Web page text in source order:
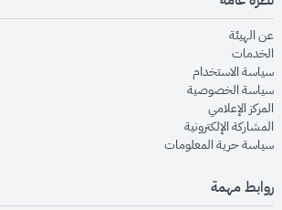
عن الهيئةopens in new window
الخدماتopens in new window
سياسة الاستخدام
سياسة الخصوصيةopens in new window
المركز الإعلاميopens in new window
المشاركة الإلكترونيةopens in new window
سياسة حرية المعلوماتopens in new window
روابط مهمة